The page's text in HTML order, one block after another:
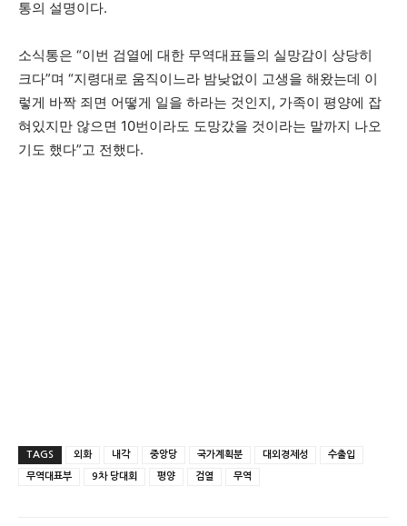
통의 설명이다.
소식통은 “이번 검열에 대한 무역대표들의 실망감이 상당히
크다”며 “지령대로 움직이느라 밤낮없이 고생을 해왔는데 이
렇게 바짝 죄면 어떻게 일을 하라는 것인지, 가족이 평양에 잡
혀있지만 않으면 10번이라도 도망갔을 것이라는 말까지 나오
기도 했다”고 전했다.
TAGS 외화 내각 중앙당 국가계획분 대외경제성 수출입
무역대표부 9차 당대회 평양 검열 무역